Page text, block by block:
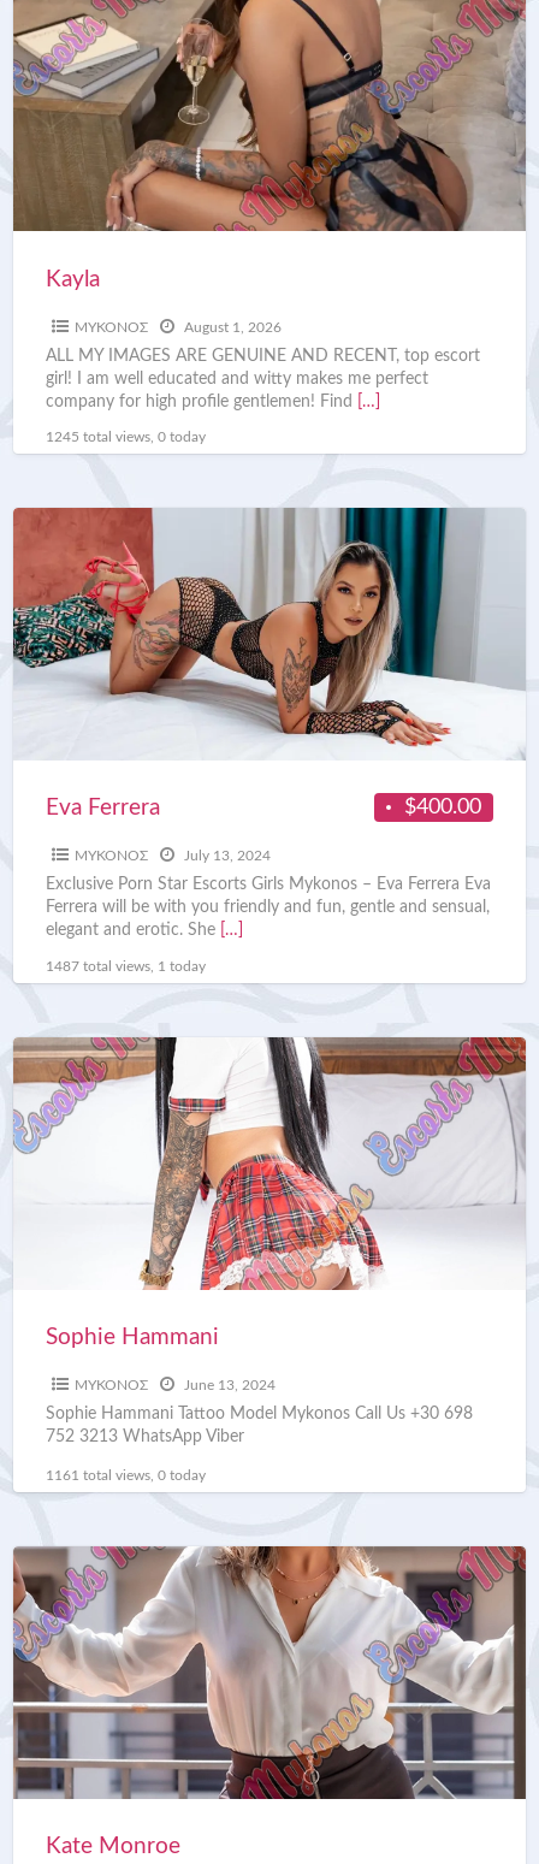
Kayla
ΜΥΚΟΝΟΣ August 1, 2026
ALL MY IMAGES ARE GENUINE AND RECENT, top escort
girl! I am well educated and witty makes me perfect
company for high profile gentlemen! Find
[…]
1245 total views, 0 today
$400.00
Eva Ferrera
ΜΥΚΟΝΟΣ July 13, 2024
Exclusive Porn Star Escorts Girls Mykonos – Eva Ferrera Eva
Ferrera will be with you friendly and fun, gentle and sensual,
elegant and erotic. She
[…]
1487 total views, 1 today
Sophie Hammani
ΜΥΚΟΝΟΣ June 13, 2024
Sophie Hammani Tattoo Model Mykonos Call Us +30 698
752 3213 WhatsApp Viber
1161 total views, 0 today
Kate Monroe